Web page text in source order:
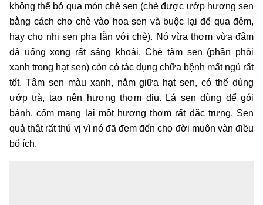
không thể bỏ qua món chè sen (chè được ướp hương sen
bằng cách cho chè vào hoa sen và buộc lại để qua đêm,
hay cho nhị sen pha lẫn với chè). Nó vừa thơm vừa đậm
đà uống xong rất sảng khoái. Chè tâm sen (phần phôi
xanh trong hạt sen) còn có tác dụng chữa bệnh mất ngủ rất
tốt. Tâm sen màu xanh, nằm giữa hạt sen, có thể dùng
ướp trà, tạo nên hương thơm dịu. Lá sen dùng để gói
bánh, cốm mang lại một hương thơm rất đặc trưng. Sen
quả thật rất thú vị vì nó đã đem đến cho đời muôn vàn điều
bổ ích.